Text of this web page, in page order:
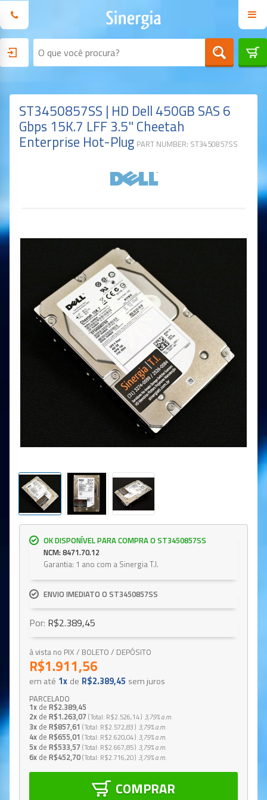
ST3450857SS | HD Dell 450GB SAS 6
Gbps 15K.7 LFF 3.5" Cheetah
Enterprise Hot-Plug PART NUMBER: ST3450857SS
OK DISPONÍVEL PARA COMPRA O ST3450857SS
NCM: 8471.70.12
Garantia: 1 ano com a Sinergia T.I.
ENVIO IMEDIATO O ST3450857SS
Por: R$2.389,45
à vista no PIX / BOLETO / DEPÓSITO
R$1.911,56
em até 1x de R$2.389,45 sem juros
PARCELADO
1x de R$2.389,45
2x de R$1.263,07 Total R$2.526,14 3,79%a.m.
3x de R$857,61 Total R$2.572,83 3,79%a.m.
4x de R$655,01 Total R$2.620,04 3,79%a.m.
5x de R$533,57 Total R$2.667,85 3,79%a.m.
6x de R$452,70 Total R$2.716,20 3,79%a.m.
COMPRAR